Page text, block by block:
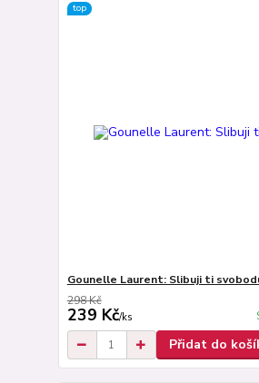
top
Gounelle Laurent: Slibuji ti
298 Kč
239 Kč/ks
Přidat do